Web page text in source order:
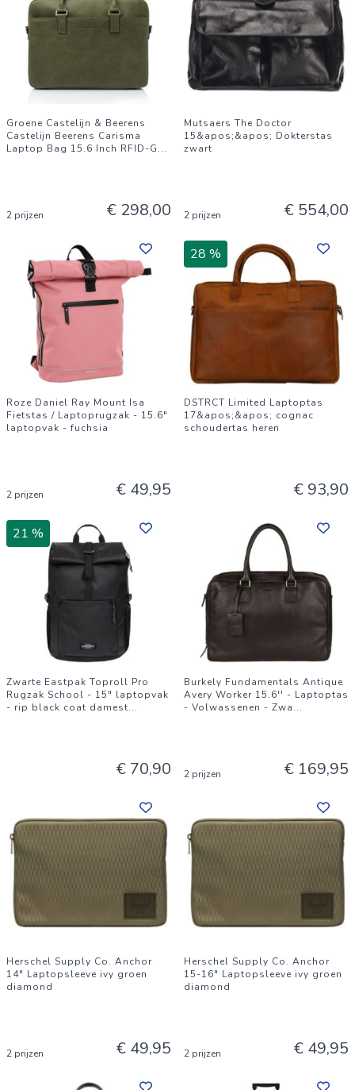
Groene Castelijn & Beerens
Castelijn Beerens Carisma
Laptop Bag 15.6 Inch RFID-G...
2 prijzen € 298,00
Mutsaers The Doctor
15&apos;&apos; Dokterstas
zwart
2 prijzen € 554,00
Roze Daniel Ray Mount Isa
Fietstas / Laptoprugzak - 15.6"
laptopvak - fuchsia
2 prijzen € 49,95
28 %
DSTRCT Limited Laptoptas
17&apos;&apos; cognac
schoudertas heren
€ 93,90
21 %
Zwarte Eastpak Toproll Pro
Rugzak School - 15" laptopvak
- rip black coat damest...
€ 70,90
Burkely Fundamentals Antique
Avery Worker 15.6'' - Laptoptas
- Volwassenen - Zwa...
2 prijzen € 169,95
Herschel Supply Co. Anchor
14" Laptopsleeve ivy groen
diamond
2 prijzen € 49,95
Herschel Supply Co. Anchor
15-16" Laptopsleeve ivy groen
diamond
2 prijzen € 49,95